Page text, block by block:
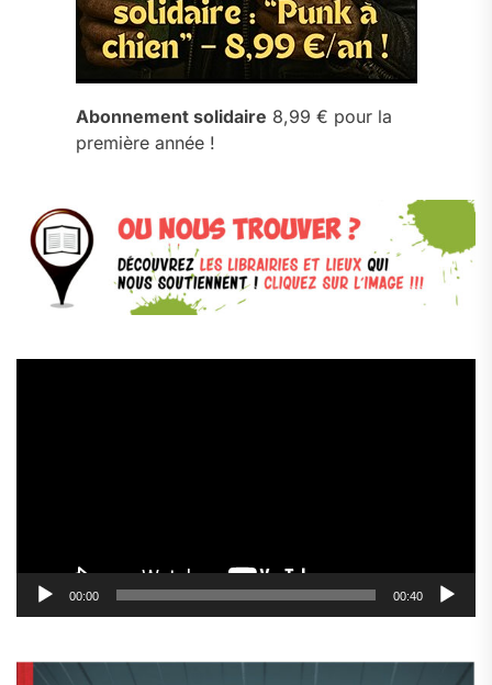
Abonnement solidaire 8,99 € pour la
première année !
00:00 00:40